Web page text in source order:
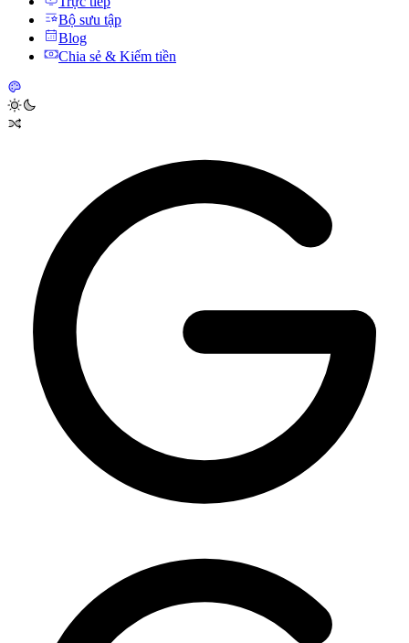
Bộ sưu tập
Blog
Chia sẻ & Kiếm tiền